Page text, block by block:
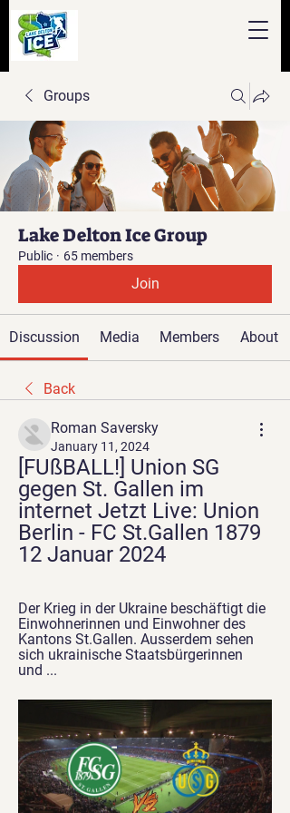
Groups
Lake Delton Ice Group
Public · 65 members
Join
Discussion Media Members About
Back
Roman Saversky
January 11, 2024
[FUßBALL!] Union SG
gegen St. Gallen im
internet Jetzt Live: Union
Berlin - FC St.Gallen 1879
12 Januar 2024
Der Krieg in der Ukraine beschäftigt die
Einwohnerinnen und Einwohner des
Kantons St.Gallen. Ausserdem sehen
sich ukrainische Staatsbürgerinnen
und ...